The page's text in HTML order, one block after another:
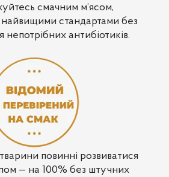
смачним м’ясом,
стандартами без
непотрібних антибіотиків.
повинні розвиватися
— на 100% без штучних